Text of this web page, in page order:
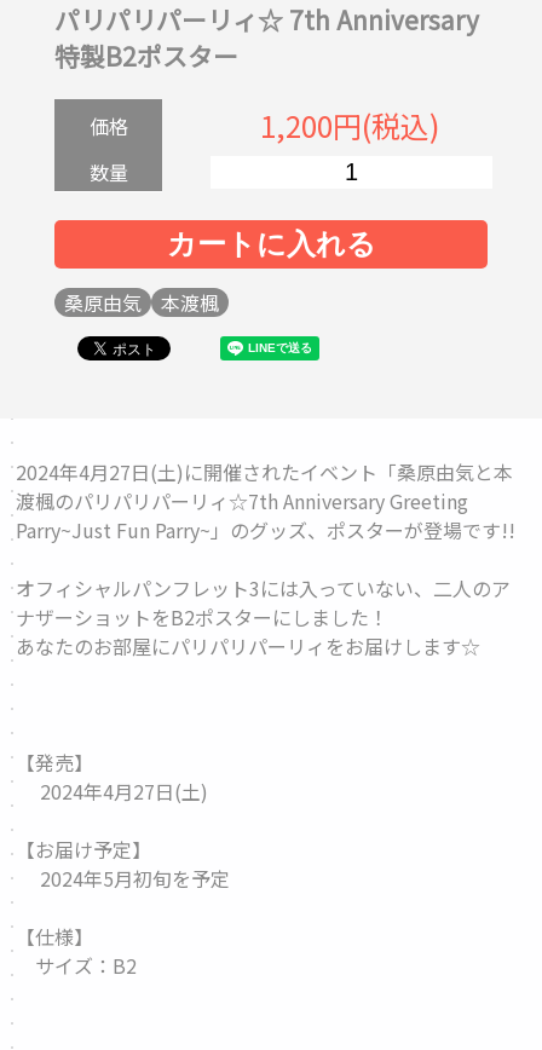
パリパリパーリィ☆ 7th Anniversary
特製B2ポスター
価格 1,200円(税込)
数量
桑原由気 本渡楓
2024年4月27日(土)に開催されたイベント「桑原由気と本
渡楓のパリパリパーリィ☆7th Anniversary Greeting
Parry~Just Fun Parry~」のグッズ、 ポスターが登場です!!
オフィシャルパンフレット3には入っていない、二人のア
ナザーショットをB2ポスターにしました！
あなたのお部屋にパリパリパーリィをお届けします☆
【発売】
2024年4月27日(土)
【お届け予定】
2024年5月初旬を予定
【仕様】
サイズ：B2